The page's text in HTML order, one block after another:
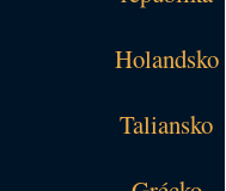
Holandsko
Taliansko